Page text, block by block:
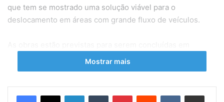
que tem se mostrado uma solução viável para o
deslocamento em áreas com grande fluxo de veículos.
etapas, com a expectativa de que as melhorias tragam
benefícios significativos para a comunidade local. A
motofaixas é parte de um plano abrangente para
Mostrar mais